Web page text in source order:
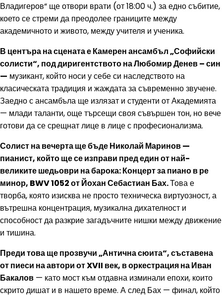
Владигеров“ ще отвори врати (от 18:00 ч.) за едно събитие,
което се стреми да преодолее границите между
академичното и живото, между учителя и ученика.
В центъра на сцената е Камерен ансамбъл „Софийски
солисти“, под диригентството на Любомир Денев – син
— музикант, който носи у себе си наследството на
класическата традиция и жаждата за съвременно звучене.
Заедно с ансамбъла ще излязат и студенти от Академията
— млади таланти, още търсещи своя съвършен тон, но вече
готови да се срещнат лице в лице с професионализма.
Солист на вечерта ще бъде Николай Маринов —
пианист, който ще се изправи пред един от най-
великите шедьоври на барока: Концерт за пиано в ре
минор, BWV 1052 от Йохан Себастиан Бах.Това е
творба, която изисква не просто техническа виртуозност, а
вътрешна концентрация, музикална дихателност и
способност да разкрие загадъчните нишки между движение
и тишина.
Преди това ще прозвучи „Антична сюита“, съставена
от пиеси на автори от XVII век, в оркестрация на Иван
Бакалов — като мост към отдавна изминали епохи, които
скрито дишат и в нашето време. А след Бах — финал, който